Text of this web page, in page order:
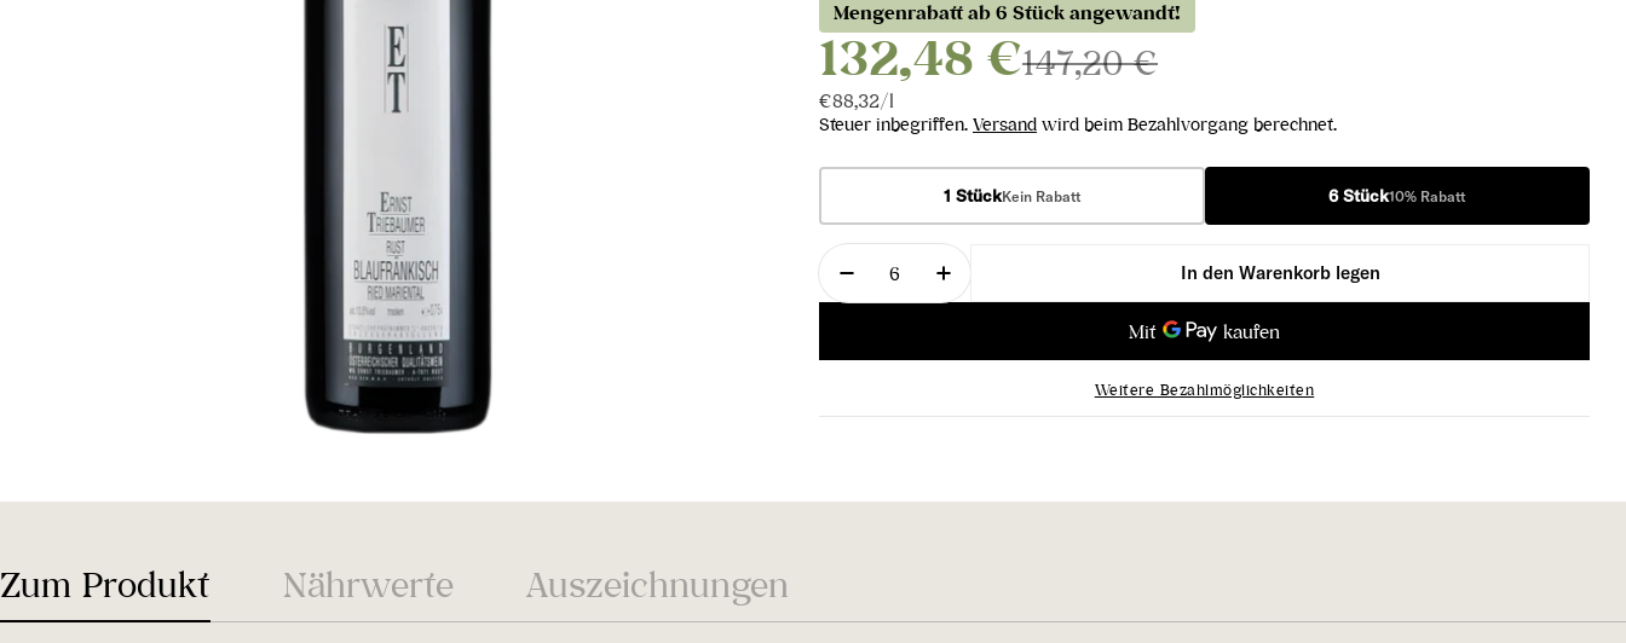
Mengenrabatt ab 6 Stück angewandt!
132,48 €147,20 €
Stückpreis
€88,32/pro
l
Steuer inbegriffen. Versand wird beim Bezahlvorgang berechnet.
1 StückKein Rabatt 6 Stück10% Rabatt
Menge
Menge für Blaufränkisch Mariental 2021 verringern
Menge für Blaufränkisch Mariental 2021 erhöhen
In den Warenkorb legen
Weitere Bezahlmöglichkeiten
Zum Produkt Nährwerte Auszeichnungen